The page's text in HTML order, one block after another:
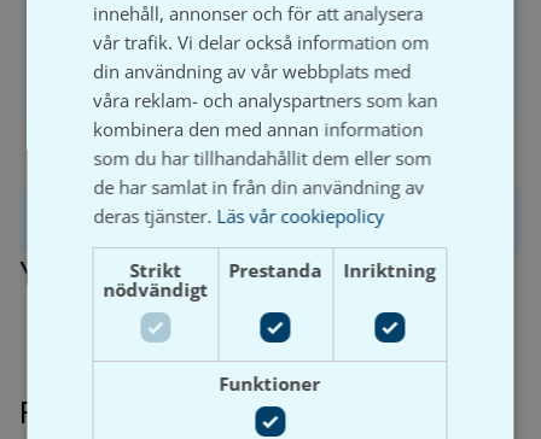
Logga in Bli kund
Produktinformation
Ytterligare information
Relaterade produkter
innehåll, annonser och för att analysera
vår trafik. Vi delar också information om
din användning av vår webbplats med
våra reklam- och analyspartners som kan
kombinera den med annan information
som du har tillhandahållit dem eller som
de har samlat in från din användning av
deras tjänster. Läs vår cookiepolicy
Strikt
nödvändigt
Prestanda Inriktning
Funktioner